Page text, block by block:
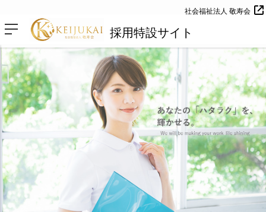
採用特設サイト
社会福祉法人 敬寿会